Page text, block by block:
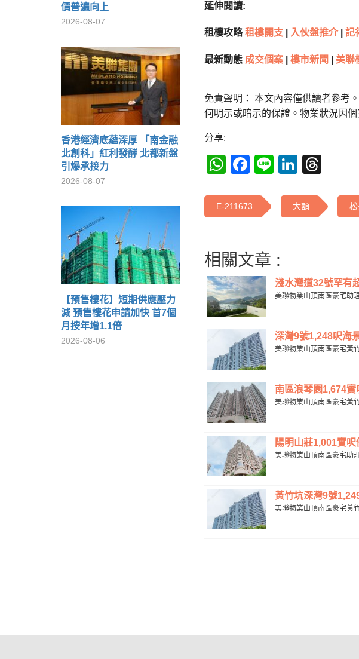
價普遍向上
2026-08-07
香港經濟底蘊深厚 「南金融
北創科」紅利發酵 北都新盤
引爆承接力
2026-08-07
【預售樓花】短期供應壓力
減 預售樓花申請加快 首7個
月按年增1.1倍
2026-08-06
延伸閱讀:
租樓攻略租樓開支 入伙盤推介 記
最新動態 成交個案 樓市新聞 美聯
免責聲明： 本文內容僅供讀者參考
何明示或暗示的保證。物業狀況因
分享:
WhatsApp
Facebook
Line
E-211673 大額
相關文章 :
淺水灣道32號罕有
美聯物業山頂南區豪宅助
深灣9號1,248呎海
美聯物業山頂南區豪宅黃
南區浪琴園1,674
美聯物業山頂南區豪宅黃
陽明山莊1,001實
美聯物業山頂南區豪宅助
黃竹坑深灣9號
美聯物業山頂南區豪宅黃